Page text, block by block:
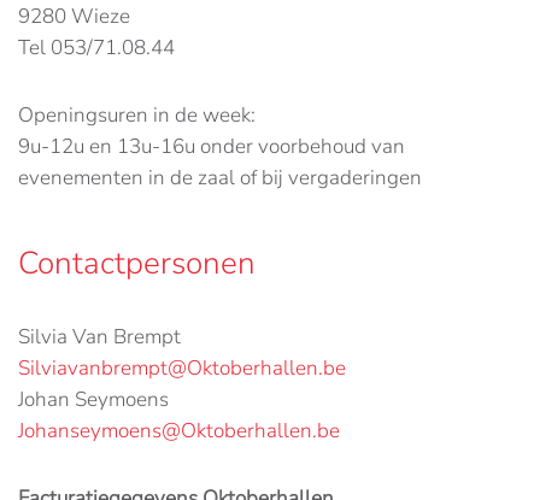
9280 Wieze
Tel 053/71.08.44
Openingsuren in de week:
9u-12u en 13u-16u onder voorbehoud van
evenementen in de zaal of bij vergaderingen
Contactpersonen
Silvia Van Brempt
Silviavanbrempt@Oktoberhallen.be
Johan Seymoens
Johanseymoens@Oktoberhallen.be